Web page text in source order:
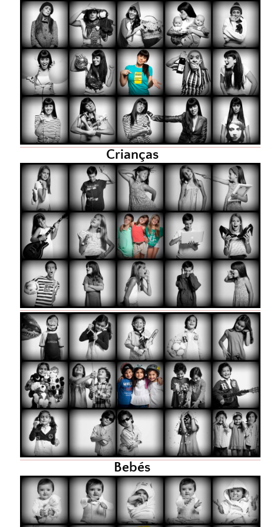
Crianças
Bebés